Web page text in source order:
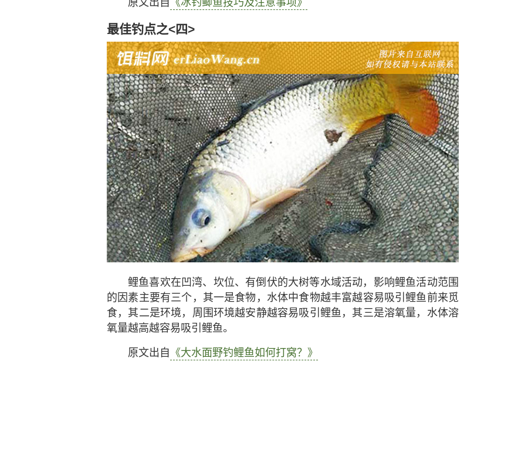
原文出自 《冰钓鲫鱼技巧及注意事项》
最佳钓点之<四>
鲤鱼喜欢在凹湾、坎位、有倒伏的大树等水域活动，影响鲤鱼活动范围
的因素主要有三个，其一是食物，水体中食物越丰富越容易吸引鲤鱼前来觅
食，其二是环境，周围环境越安静越容易吸引鲤鱼，其三是溶氧量，水体溶
氧量越高越容易吸引鲤鱼。
原文出自 《大水面野钓鲤鱼如何打窝？》